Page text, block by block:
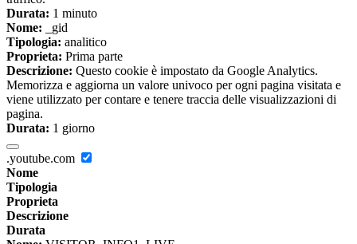
Durata: 1 minuto
Nome: _gid
Tipologia: analitico
Proprieta: Prima parte
Descrizione: Questo cookie è impostato da Google Analytics.
Memorizza e aggiorna un valore univoco per ogni pagina visitata e
viene utilizzato per contare e tenere traccia delle visualizzazioni di
pagina.
Durata: 1 giorno
.youtube.com
Nome
Tipologia
Proprieta
Descrizione
Durata